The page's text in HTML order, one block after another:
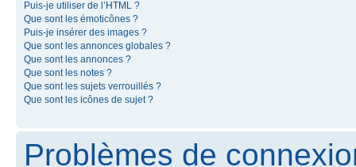
Puis-je utiliser de l’HTML ?
Que sont les émoticônes ?
Puis-je insérer des images ?
Que sont les annonces globales ?
Que sont les annonces ?
Que sont les notes ?
Que sont les sujets verrouillés ?
Que sont les icônes de sujet ?
Problèmes de